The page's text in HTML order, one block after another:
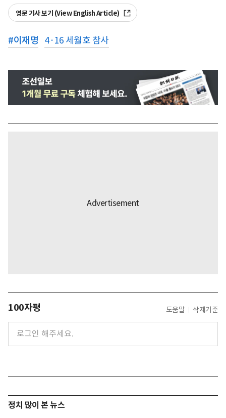
영문 기사 보기 (View English Article)
#이재명 4·16 세월호 참사
100자평 도움말 삭제기준
정치 많이 본 뉴스